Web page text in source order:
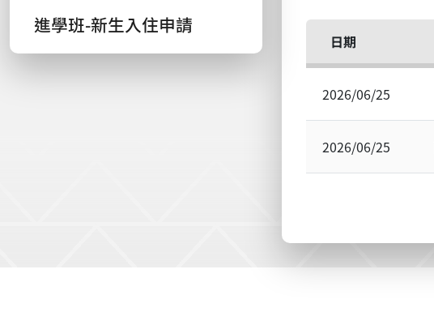
進學班-新生入住申請
日期
2026/06/25
2026/06/25